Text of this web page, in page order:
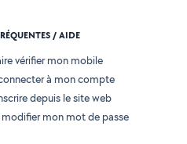
/ AIDE
vérifier mon mobile
à mon compte
depuis le site web
mon mot de passe